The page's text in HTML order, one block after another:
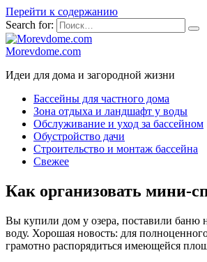
Перейти к содержанию
Search for:
Morevdome.com
Идеи для дома и загородной жизни
Бассейны для частного дома
Зона отдыха и ландшафт у воды
Обслуживание и уход за бассейном
Обустройство дачи
Строительство и монтаж бассейна
Свежее
Как организовать мини-
Вы купили дом у озера, поставили баню
воду. Хорошая новость: для
грамотно распорядиться имеющейся